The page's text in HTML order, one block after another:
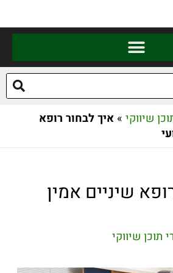
שיווקי » איך לבחור רופא
שיניים אמין
תוכן שיווקי